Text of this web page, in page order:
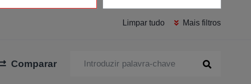
Limpar tudo Mais filtros
Comparar